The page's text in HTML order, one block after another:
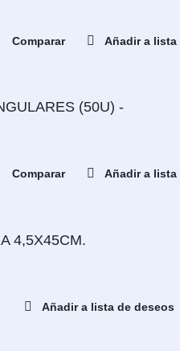
Comparar Añadir a lista
(50U) -
Comparar Añadir a lista
4,5X45CM.
Añadir a lista de deseos